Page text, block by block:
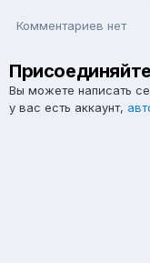
Комментариев нет
Вы можете написать
у вас есть аккаунт,